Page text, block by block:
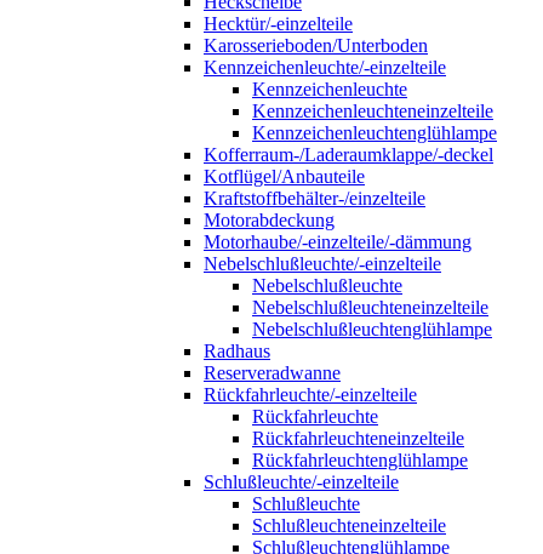
Hecktür/-einzelteile
Karosserieboden/Unterboden
Kennzeichenleuchte/-einzelteile
Kennzeichenleuchte
Kennzeichenleuchteneinzelteile
Kennzeichenleuchtenglühlampe
Kofferraum-/Laderaumklappe/-deckel
Kotflügel/Anbauteile
Kraftstoffbehälter-/einzelteile
Motorabdeckung
Motorhaube/-einzelteile/-dämmung
Nebelschlußleuchte/-einzelteile
Nebelschlußleuchte
Nebelschlußleuchteneinzelteile
Nebelschlußleuchtenglühlampe
Radhaus
Reserveradwanne
Rückfahrleuchte/-einzelteile
Rückfahrleuchte
Rückfahrleuchteneinzelteile
Rückfahrleuchtenglühlampe
Schlußleuchte/-einzelteile
Schlußleuchte
Schlußleuchteneinzelteile
Schlußleuchtenglühlampe